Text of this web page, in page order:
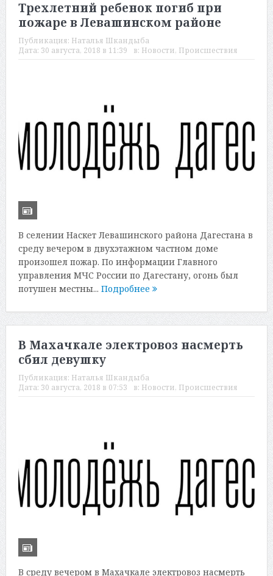
Трехлетний ребенок погиб при
пожаре в Левашинском районе
Публикация: Наталья Шкандыба
Дата: 30 августа, 2018 в 11:39 в: Новости, Происшествия
В селении Наскет Левашинского района Дагестана в
среду вечером в двухэтажном частном доме
произошел пожар. По информации Главного
управления МЧС России по Дагестану, огонь был
потушен местны... Подробнее
В Махачкале электровоз насмерть
сбил девушку
Публикация: Наталья Шкандыба
Дата: 30 августа, 2018 в 07:53 в: Новости, Происшествия
В среду вечером в Махачкале электровоз насмерть